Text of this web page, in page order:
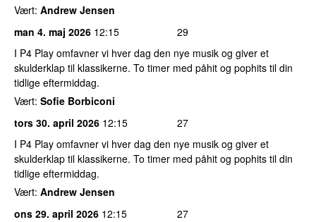
Vært: Andrew Jensen
man 4. maj 2026 12:15
29
I P4 Play omfavner vi hver dag den nye musik og giver et
skulderklap til klassikerne. To timer med påhit og pophits til din
tidlige eftermiddag.
Vært: Sofie Borbiconi
tors 30. april 2026 12:15
27
I P4 Play omfavner vi hver dag den nye musik og giver et
skulderklap til klassikerne. To timer med påhit og pophits til din
tidlige eftermiddag.
Vært: Andrew Jensen
ons 29. april 2026 12:15
27